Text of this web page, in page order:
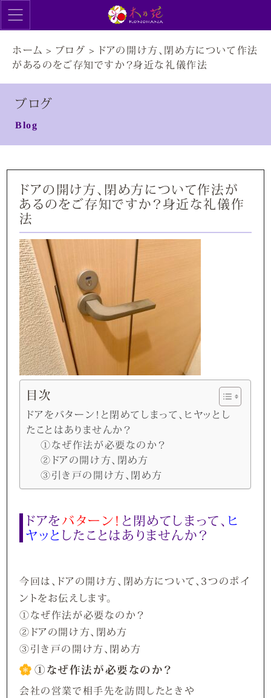
ホーム > ブログ > ドアの開け方、閉め方について作法
があるのをご存知ですか？身近な礼儀作法
ブログ
Blog
ドアの開け方、閉め方について作法が
あるのをご存知ですか？身近な礼儀作
法
目次
ドアをバターン！と閉めてしまって、ヒヤッとし
たことはありませんか？
①なぜ作法が必要なのか？
②ドアの開け方、閉め方
③引き戸の開け方、閉め方
ドアをバターン！ と閉めてしまって、 ヒ
ヤッとしたことはありませんか？
今回は、ドアの開け方、閉め方について、3つのポイ
ントをお伝えします。
①なぜ作法が必要なのか？
②ドアの開け方、閉め方
③引き戸の開け方、閉め方
①なぜ作法が必要なのか？
会社の営業で相手先を訪問したときや